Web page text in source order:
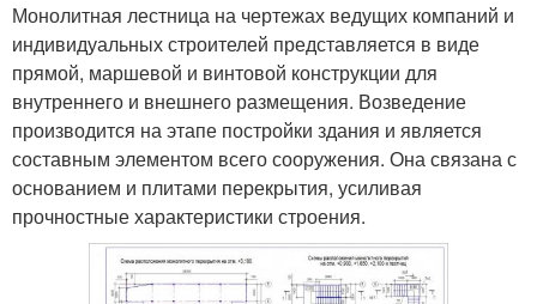
Монолитная лестница на чертежах ведущих компаний и
индивидуальных строителей представляется в виде
прямой, маршевой и винтовой конструкции для
внутреннего и внешнего размещения. Возведение
производится на этапе постройки здания и является
составным элементом всего сооружения. Она связана с
основанием и плитами перекрытия, усиливая
прочностные характеристики строения.